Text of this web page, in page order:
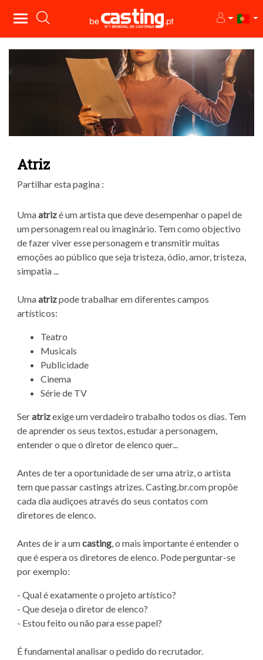
Atriz
Partilhar esta pagina :
Umaatrizé um artista que deve desempenhar o papel de
um personagem real ou imaginário. Tem como objectivo
de fazer viver esse personagem e transmitir muitas
emoções ao público que seja tristeza, ódio, amor, tristeza,
simpatia ...
Umaatrizpode trabalhar em diferentes campos
artísticos:
Teatro
Musicals
Publicidade
Cinema
Série de TV
Seratrizexige um verdadeiro trabalho todos os dias. Tem
de aprender os seus textos, estudar a personagem,
entender o que o diretor de elenco quer...
Antes de ter a oportunidade de ser uma atriz, o artista
tem que passar castings atrizes. Casting.br.com propõe
cada dia audiçoes através do seus contatos com
diretores de elenco.
Antes de ir a umcasting , o mais importante é entender o
que é espera os diretores de elenco. Pode perguntar-se
por exemplo:
- Qual é exatamente o projeto artístico?
- Que deseja o diretor de elenco?
- Estou feito ou não para esse papel?
É fundamental analisar o pedido do recrutador.